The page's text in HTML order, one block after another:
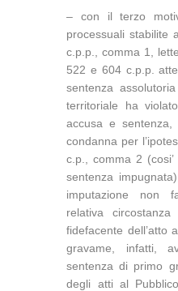
– con il terzo
processuali stabilite
c.p.p., comma 1,
522 e 604 c.p.p.
sentenza
territoriale ha
accusa e
condanna per
c.p., comma 2
sentenza
imputazione non
relativa
fidefacente dell’atto
gravame, infatti,
sentenza di primo
degli atti al